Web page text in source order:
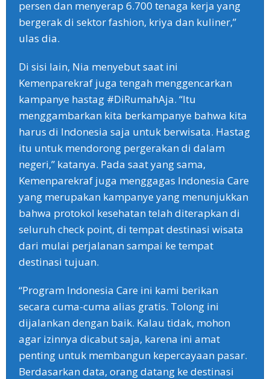
persen dan menyerap 6.700 tenaga kerja yang
bergerak di sektor fashion, kriya dan kuliner,”
ulas dia.
Di sisi lain, Nia menyebut saat ini
Kemenparekraf juga tengah menggencarkan
kampanye hastag #DiRumahAja. “Itu
menggambarkan kita berkampanye bahwa kita
harus di Indonesia saja untuk berwisata. Hastag
itu untuk mendorong pergerakan di dalam
negeri,” katanya. Pada saat yang sama,
Kemenparekraf juga menggagas Indonesia Care
yang merupakan kampanye yang menunjukkan
bahwa protokol kesehatan telah diterapkan di
seluruh check point, di tempat destinasi wisata
dari mulai perjalanan sampai ke tempat
destinasi tujuan.
“Program Indonesia Care ini kami berikan
secara cuma-cuma alias gratis. Tolong ini
dijalankan dengan baik. Kalau tidak, mohon
agar izinnya dicabut saja, karena ini amat
penting untuk membangun kepercayaan pasar.
Berdasarkan data, orang datang ke destinasi